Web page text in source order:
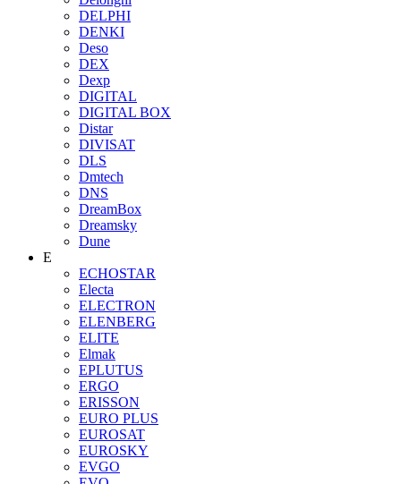
DELPHI
DENKI
Deso
DEX
Dexp
DIGITAL
DIGITAL BOX
Distar
DIVISAT
DLS
Dmtech
DNS
DreamBox
Dreamsky
Dune
E
ECHOSTAR
Electa
ELECTRON
ELENBERG
ELITE
Elmak
EPLUTUS
ERGO
ERISSON
EURO PLUS
EUROSAT
EUROSKY
EVGO